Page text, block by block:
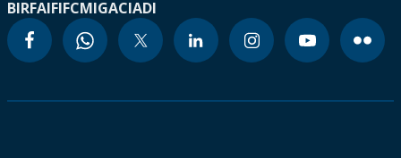
BIRFAIFIFCMIGACIADI